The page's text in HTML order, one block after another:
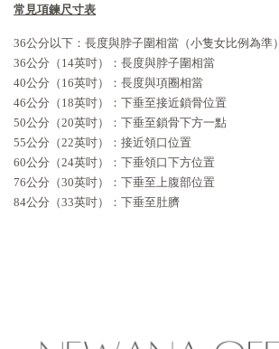
常見項鍊尺寸表
36公分以下：長度與脖子圍相當（小隻女比例為準）
36公分（14英吋）：長度與脖子圍相當
40公分（16英吋）：長度與項圈相當
46公分（18英吋）：下垂至接近鎖骨位置
50公分（20英吋）：下垂至鎖骨下方一點
55公分（22英吋）：接近領口位置
60公分（24英吋）：下垂領口下方位置
76公分（30英吋）：下垂至上腹部位置
84公分（33英吋）：下垂至肚臍